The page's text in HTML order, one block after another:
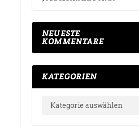
NEUESTE
KOMMENTARE
KATEGORIEN